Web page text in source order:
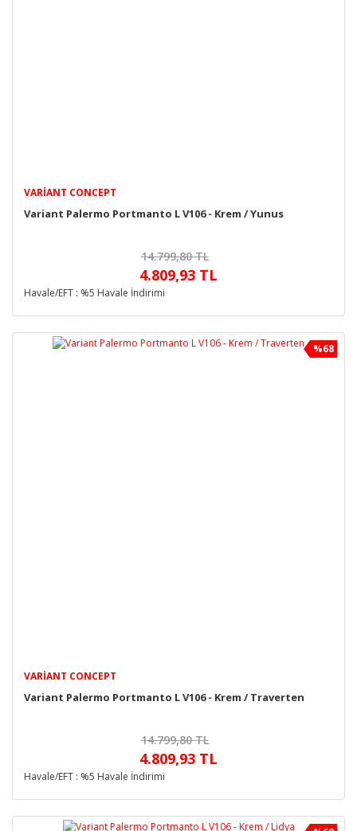
VARIANT CONCEPT
Variant Palermo Portmanto L V106 - Krem / Yunus
14.799,80 TL
4.809,93 TL
Havale/EFT : %5 Havale İndirimi
%68
VARIANT CONCEPT
Variant Palermo Portmanto L V106 - Krem / Traverten
14.799,80 TL
4.809,93 TL
Havale/EFT : %5 Havale İndirimi